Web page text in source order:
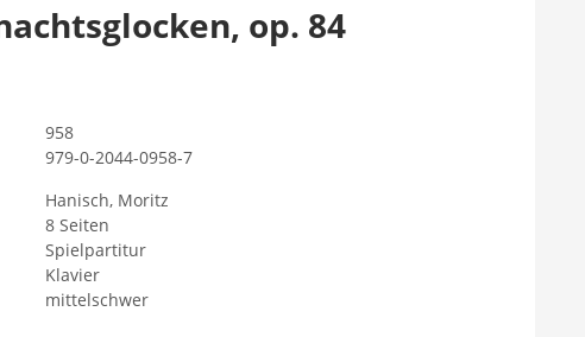
op. 84
958
979-0-2044-0958-7
Hanisch, Moritz
8 Seiten
Spielpartitur
Klavier
mittelschwer